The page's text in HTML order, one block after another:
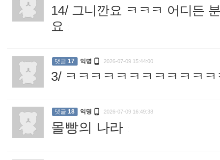
14/ 그니깐요 ㅋㅋㅋ 어디든
요
댓글 17 익명  2026-07-09 15:44:00
3/ ㅋㅋㅋㅋㅋㅋㅋㅋㅋㅋㅋ
댓글 18 익명  2026-07-09 16:49:38
몰빵의 나라